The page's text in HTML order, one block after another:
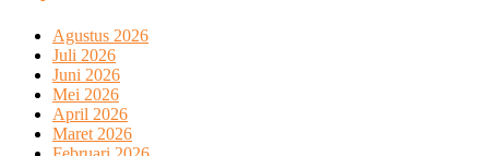
Agustus 2026
Juli 2026
Juni 2026
Mei 2026
April 2026
Maret 2026